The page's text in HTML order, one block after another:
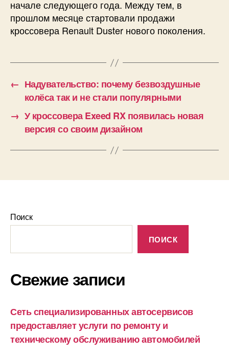
начале следующего года. Между тем, в
прошлом месяце стартовали продажи
кроссовера Renault Duster нового поколения.
← Надувательство: почему безвоздушные
колёса так и не стали популярными
→ У кроссовера Exeed RX появилась новая
версия со своим дизайном
Поиск
ПОИСК
Свежие записи
Сеть специализированных автосервисов
предоставляет услуги по ремонту и
техническому обслуживанию автомобилей